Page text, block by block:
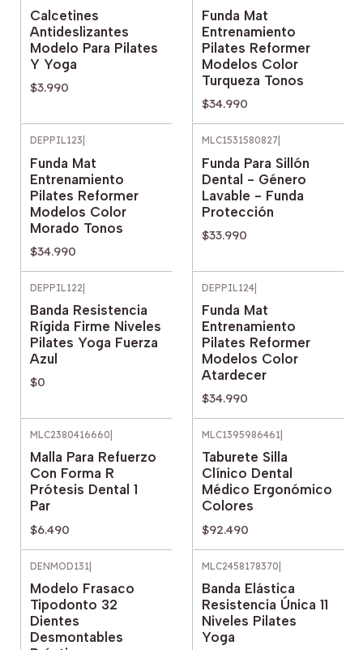
Calcetines
Antideslizantes
Modelo Para Pilates
Y Yoga
$3.990
Funda Mat
Entrenamiento
Pilates Reformer
Modelos Color
Turqueza Tonos
$34.990
DEPPIL123
Funda Mat
Entrenamiento
Pilates Reformer
Modelos Color
Morado Tonos
$34.990
MLC1531580827
Funda Para Sillón
Dental - Género
Lavable - Funda
Protección
$33.990
DEPPIL122
Banda Resistencia
Rígida Firme Niveles
Pilates Yoga Fuerza
Azul
$0
DEPPIL124
Funda Mat
Entrenamiento
Pilates Reformer
Modelos Color
Atardecer
$34.990
MLC2380416660
Malla Para Refuerzo
Con Forma R
Prótesis Dental 1
Par
$6.490
MLC1395986461
Taburete Silla
Clínico Dental
Médico Ergonómico
Colores
$92.490
DENMOD131|
Modelo Frasaco
Tipodonto 32
Dientes
Desmontables
MLC2458178370|
Banda Elástica
Resistencia Única 11
Niveles Pilates
Yoga